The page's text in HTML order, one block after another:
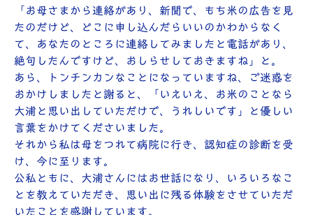
「お母さまから連絡があり、新聞で、もち米の広告を見
たのだけど、どこに申し込んだらいいのかわからなく
て、あなたのところに連絡してみましたと電話があり、
絶句したんですけど、おしらせしておきますね」と。
あら、トンチンカンなことになっていますね、ご迷惑を
おかけしましたと謝ると、「いえいえ、お米のことなら
大浦と思い出していただけで、うれしいです」と優しい
言葉をかけてくださいました。
それから私は母をつれて病院に行き、認知症の診断を受
け、今に至ります。
公私ともに、大浦さんにはお世話になり、いろいろなこ
とを教えていただき、思い出に残る体験をさせていただ
いたことを感謝しています。